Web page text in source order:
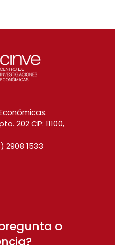
202 CP: 11100,
2908 1533
o